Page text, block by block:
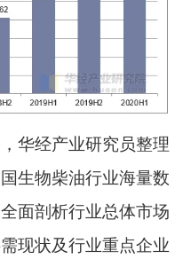
华经产业研究员整理
生物柴油行业海量数
面剖析行业总体市场
现状及行业重点企业